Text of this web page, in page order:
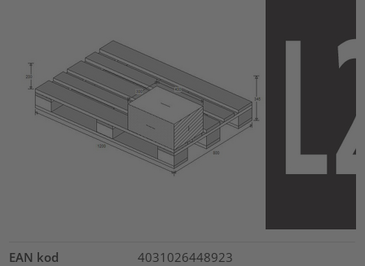
EAN kod
4031026448923